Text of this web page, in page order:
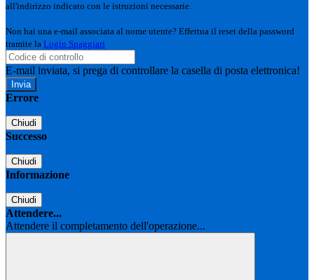
all'indirizzo indicato con le istruzioni necessarie.
Non hai una e-mail associata al nome utente? Effettua il reset della password
tramite la Login Spaggiari
E-mail inviata, si prega di controllare la casella di posta elettronica!
Errore
Chiudi
Successo
Chiudi
Informazione
Chiudi
Attendere...
Attendere il completamento dell'operazione...